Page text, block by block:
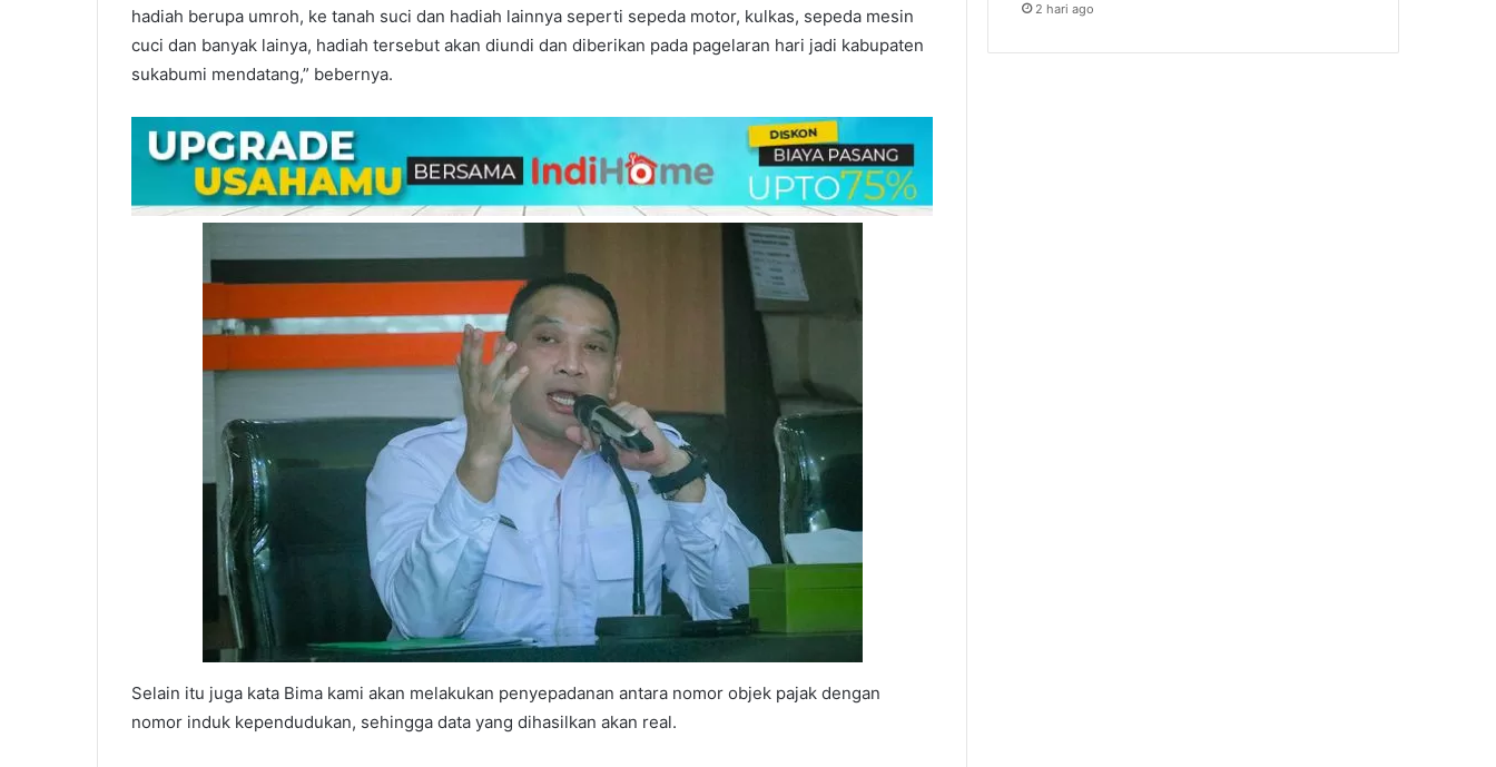
hadiah berupa umroh, ke tanah suci dan hadiah lainnya seperti sepeda motor, kulkas, sepeda mesin
cuci dan banyak lainya, hadiah tersebut akan diundi dan diberikan pada pagelaran hari jadi kabupaten
sukabumi mendatang,” bebernya.
Selain itu juga kata Bima kami akan melakukan penyepadanan antara nomor objek pajak dengan
nomor induk kependudukan, sehingga data yang dihasilkan akan real.
2 hari ago